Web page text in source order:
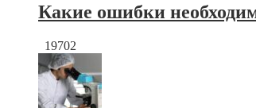
Какие ошибки
19702